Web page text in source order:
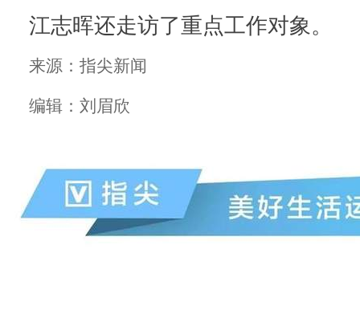
江志晖还走访了重点工作对象。
来源：指尖新闻
编辑：刘眉欣